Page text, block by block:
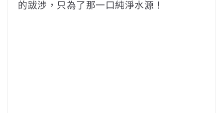
的跋涉，只為了那一口純淨水源！